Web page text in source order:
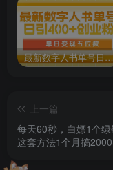
57-第二十七课灰豚
58-第二十八课灰豚
60-第三十节课至尊
61-第1课什么是IP
最新数字人书单号日400+创业粉，单日变现五位数，市面卖5980附软件和详…
上一篇
每天60秒，白嫖1个
这套方法1个月搞